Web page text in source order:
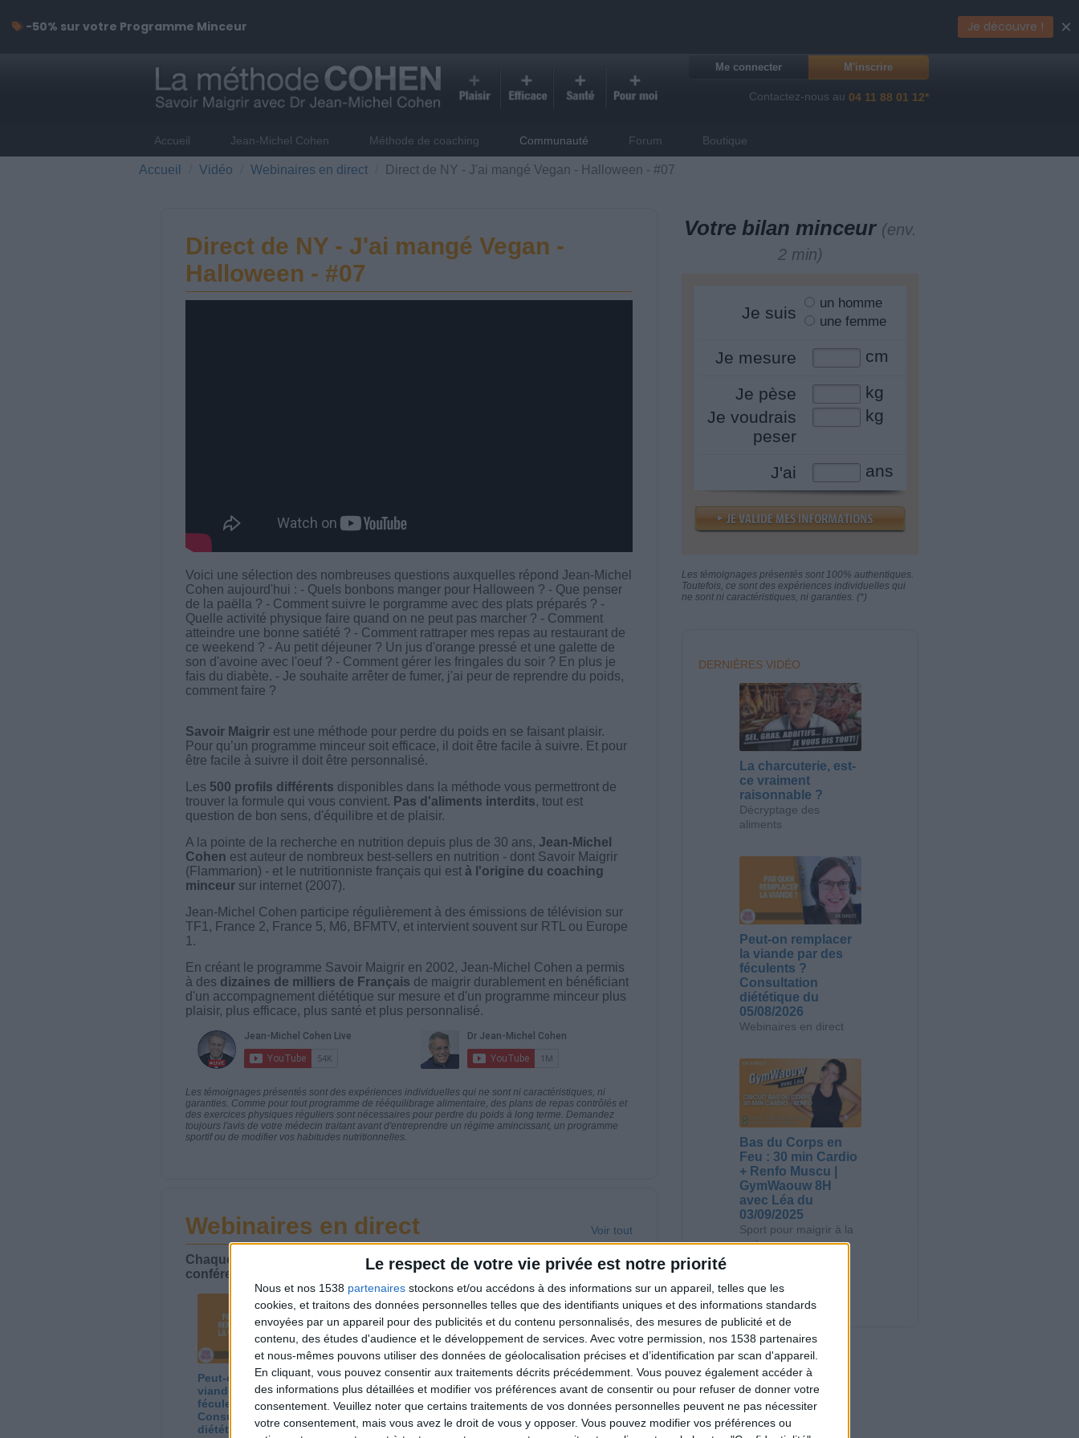
Le respect de votre vie privée est notre priorité
Nous et nos 1538 partenaires stockons et/ou accédons à des informations sur un appareil, telles que les
cookies, et traitons des données personnelles telles que des identifiants uniques et des informations standards
envoyées par un appareil pour des publicités et du contenu personnalisés, des mesures de publicité et de
contenu, des études d'audience et le développement de services. Avec votre permission, nos 1538 partenaires
et nous-mêmes pouvons utiliser des données de géolocalisation précises et d’identification par scan d'appareil.
En cliquant, vous pouvez consentir aux traitements décrits précédemment. Vous pouvez également accéder à
des informations plus détaillées et modifier vos préférences avant de consentir ou pour refuser de donner votre
consentement. Veuillez noter que certains traitements de vos données personnelles peuvent ne pas nécessiter
votre consentement, mais vous avez le droit de vous y opposer. Vous pouvez modifier vos préférences ou
Me connecter M'inscrire
Contactez-nous au 04 11 88 01 12*
Accueil Jean-Michel Cohen Méthode de coaching Communauté Forum Boutique
Accueil Vidéo Webinaires en direct Direct de NY - J'ai mangé Vegan - Halloween - #07
Direct de NY - J'ai mangé Vegan -
Halloween - #07
Voici une sélection des nombreuses questions auxquelles répond Jean-Michel
Cohen aujourd'hui : - Quels bonbons manger pour Halloween ? - Que penser
de la paëlla ? - Comment suivre le porgramme avec des plats préparés ? -
Quelle activité physique faire quand on ne peut pas marcher ? - Comment
atteindre une bonne satiété ? - Comment rattraper mes repas au restaurant de
ce weekend ? - Au petit déjeuner ? Un jus d'orange pressé et une galette de
son d'avoine avec l'oeuf ? - Comment gérer les fringales du soir ? En plus je
fais du diabète. - Je souhaite arrêter de fumer, j'ai peur de reprendre du poids,
comment faire ?
Savoir Maigrirest une méthode pour perdre du poids en se faisant plaisir.
Pour qu’un programme minceur soit efficace, il doit être facile à suivre. Et pour
être facile à suivre il doit être personnalisé.
Les 500 profils différents disponibles dans la méthode vous permettront de
trouver la formule qui vous convient. Pas d'aliments interdits, tout est
question de bon sens, d'équilibre et de plaisir.
A la pointe de la recherche en nutrition depuis plus de 30 ans, Jean-Michel
Cohen est auteur de nombreux best-sellers en nutrition - dont Savoir Maigrir
(Flammarion) - et le nutritionniste français qui est à l'origine du coaching
minceursur internet (2007).
Jean-Michel Cohen participe régulièrement à des émissions de télévision sur
TF1, France 2, France 5, M6, BFMTV, et intervient souvent sur RTL ou Europe
1.
En créant le programme Savoir Maigrir en 2002, Jean-Michel Cohen a permis
à des dizaines de milliers de Français de maigrir durablement en bénéficiant
d'un accompagnement diététique sur mesure et d'un programme minceur plus
plaisir, plus efficace, plus santé et plus personnalisé.
Les témoignages présentés sont des expériences individuelles qui ne sont ni caractéristiques, ni
garanties. Comme pour tout programme de rééquilibrage alimentaire, des plans de repas contrôlés et
des exercices physiques réguliers sont nécessaires pour perdre du poids à long terme. Demandez
toujours l'avis de votre médecin traitant avant d'entreprendre un régime amincissant, un programme
sportif ou de modifier vos habitudes nutritionnelles.
Webinaires en direct Voir tout
Chaque semaine, posez vos questions en live en participant à des vidéo-
conférences avec Jean-Michel et les diététiciennes du programme.
Peut-on remplacer la
viande par des
féculents ?
Consultation
diététique du
Le plan à 1600
calories est-il trop
copieux ?
Consultation
diététique du
Comment perdre le
dernier kilo avant la
stabilisation ? |
diététique du
Votre bilan minceur (env.
2 min)
Je suis
un homme
une femme
Je mesure cm
Je pèse
kg
Je voudrais
peser
kg
J'ai ans
Les témoignages présentés sont 100% authentiques.
Toutefois, ce sont des expériences individuelles qui
ne sont ni caractéristiques, ni garanties. (*)
DERNIÈRES VIDÉO
La charcuterie, est-
ce vraiment
raisonnable ?
Décryptage des
aliments
Peut-on remplacer
la viande par des
féculents ?
Consultation
diététique du
05/08/2026
Webinaires en direct
Bas du Corps en
Feu : 30 min Cardio
+ Renfo Muscu |
GymWaouw 8H
avec Léa du
03/09/2025
Sport pour maigrir à la
maison
Nouveautés
-50% sur votre Programme Minceur Je découvre ! ×